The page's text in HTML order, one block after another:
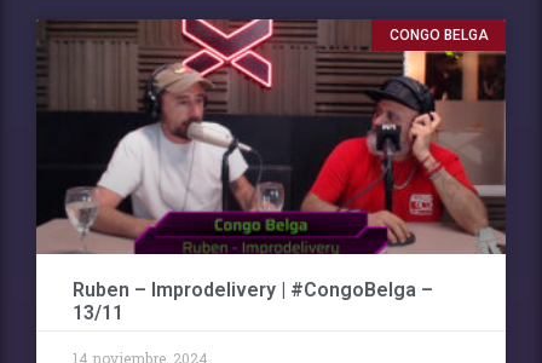
CONGO BELGA
Ruben – Improdelivery | #CongoBelga –
13/11
14 noviembre, 2024